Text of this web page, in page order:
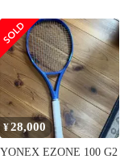
¥28,000
YONEX EZONE 100 G2